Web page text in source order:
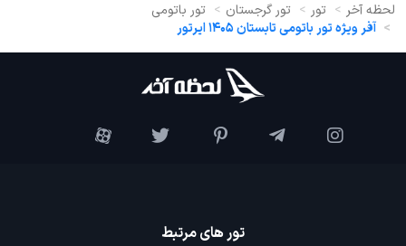
لحظه آخر تور تور گرجستان
تور باتومی
آفر ویژه تور باتومی تابستان 1405 ایرتور
تور های مرتبط